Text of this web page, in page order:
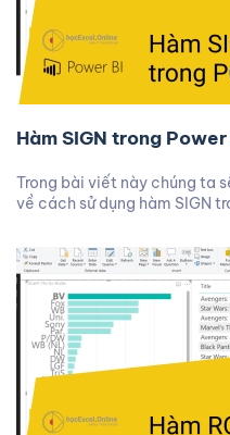
Hàm SIGN trong Power
Trong bài viết này chúng ta
về cách sử dụng hàm SIGN